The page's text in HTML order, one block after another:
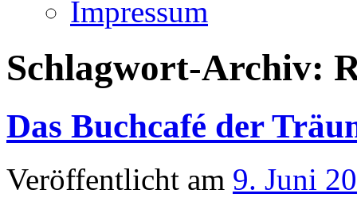
Impressum
Schlagwort-Archiv:
Das Buchcafé der
Veröffentlicht am 9. Juni